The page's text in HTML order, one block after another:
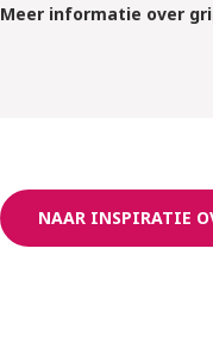
Meer informatie over
NAAR INSPIRATIE